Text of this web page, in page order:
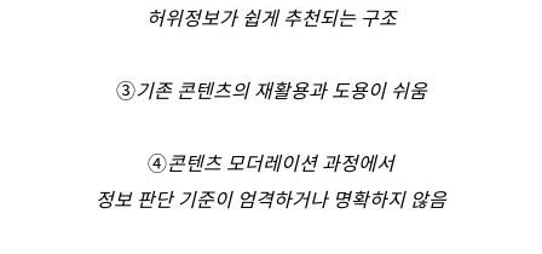
허위정보가 쉽게 추천되는 구조
➂기존 콘텐츠의 재활용과 도용이 쉬움
➃콘텐츠 모더레이션 과정에서
정보 판단 기준이 엄격하거나 명확하지 않음